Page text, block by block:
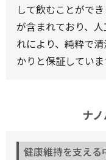
して飲むことができ
が含まれており、
れにより、純粋で
かりと保証していま
ナ
健康維持を支える